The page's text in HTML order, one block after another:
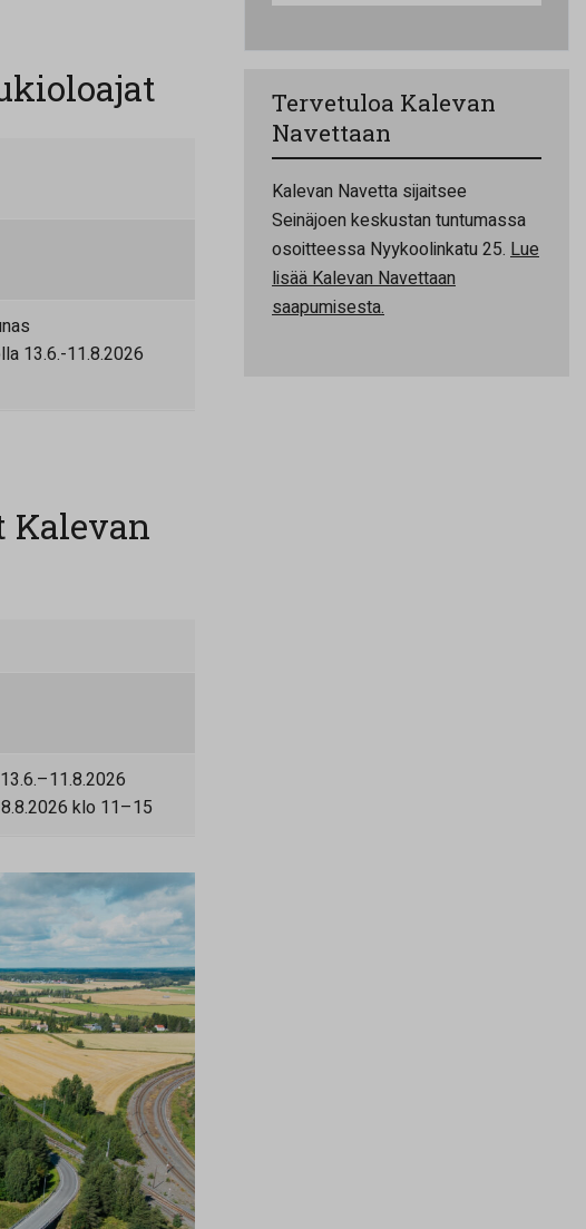
13.6.-11.8.2026
Kalevan
klo 11–15
Tervetuloa Kalevan
Navettaan
Kalevan Navetta sijaitsee
Seinäjoen keskustan tuntumassa
osoitteessa Nyykoolinkatu 25. Lue
lisää Kalevan Navettaan
saapumisesta.